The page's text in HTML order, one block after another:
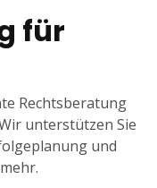
für
Rechtsberatung
unterstützen Sie
und